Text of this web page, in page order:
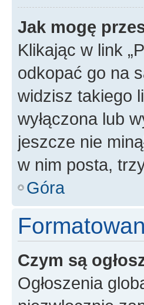
Jak mogę
Klikając w link
odkopać go na
widzisz takiego
wyłączona lub
jeszcze nie
w nim posta,
Góra
Czym są
Ogłoszenia